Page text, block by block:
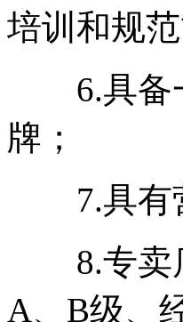
培训和规范
6.具备一
牌；
7.具有营
8.专卖店
A、B级、